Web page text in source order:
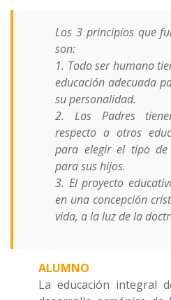
Los 3 principios que
son:
1. Todo ser humano
educación adecuada
su personalidad.
2. Los Padres
respecto a otros
para elegir el tipo de
para sus hijos.
3. El proyecto
en una concepción
vida, a la luz de la
ALUMNO
La educación integral